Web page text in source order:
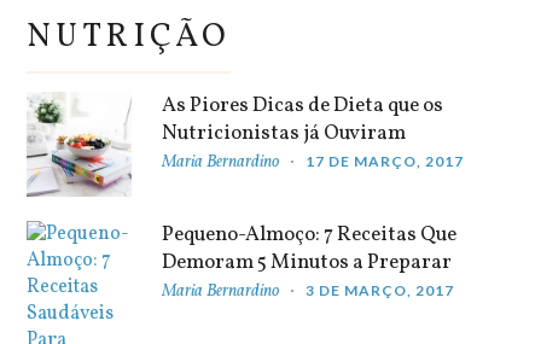
NUTRIÇÃO
As Piores Dicas de Dieta que os
Nutricionistas já Ouviram
Maria Bernardino 17 DE MARÇO, 2017
Pequeno-Almoço: 7 Receitas Que
Demoram 5 Minutos a Preparar
Maria Bernardino 3 DE MARÇO, 2017